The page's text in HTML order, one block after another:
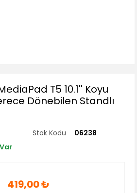
T5 10.1'' Koyu
Dönebilen Standlı
Stok Kodu
06238
419,00 ₺